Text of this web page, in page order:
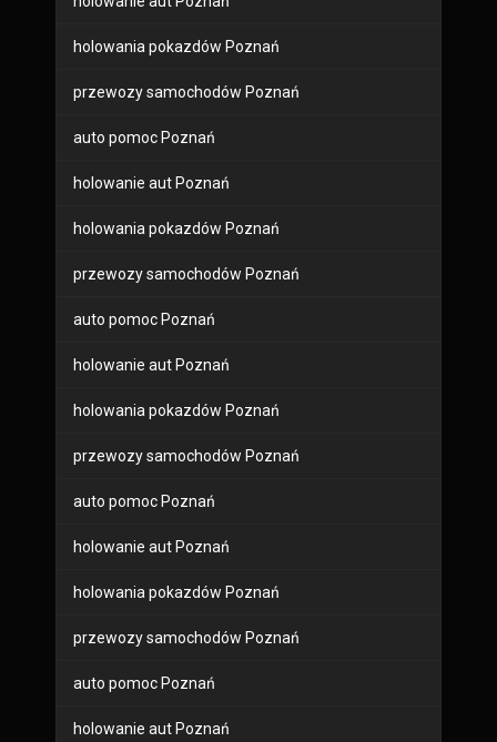
holowania pokazdów Poznań
przewozy samochodów Poznań
auto pomoc Poznań
holowanie aut Poznań
holowania pokazdów Poznań
przewozy samochodów Poznań
auto pomoc Poznań
holowanie aut Poznań
holowania pokazdów Poznań
przewozy samochodów Poznań
auto pomoc Poznań
holowanie aut Poznań
holowania pokazdów Poznań
przewozy samochodów Poznań
auto pomoc Poznań
holowanie aut Poznań